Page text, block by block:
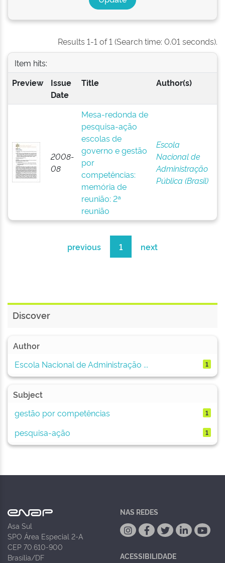
Results 1-1 of 1 (Search time: 0.01 seconds).
Item hits:
Preview
Issue
Date
Title Author(s)
2008-
08
Mesa-redonda de
pesquisa-ação
escolas de
governo e gestão
por
competências:
memória de
reunião: 2ª
reunião
Escola
Nacional de
Administração
Pública (Brasil)
previous 1 next
Discover
Author
Escola Nacional de Administração ...
1
Subject
gestão por competências
1
pesquisa-ação 1
Asa Sul
SPO Área Especial 2-A
CEP 70.610-900
Brasília/DF
NAS REDES
ACESSIBILIDADE